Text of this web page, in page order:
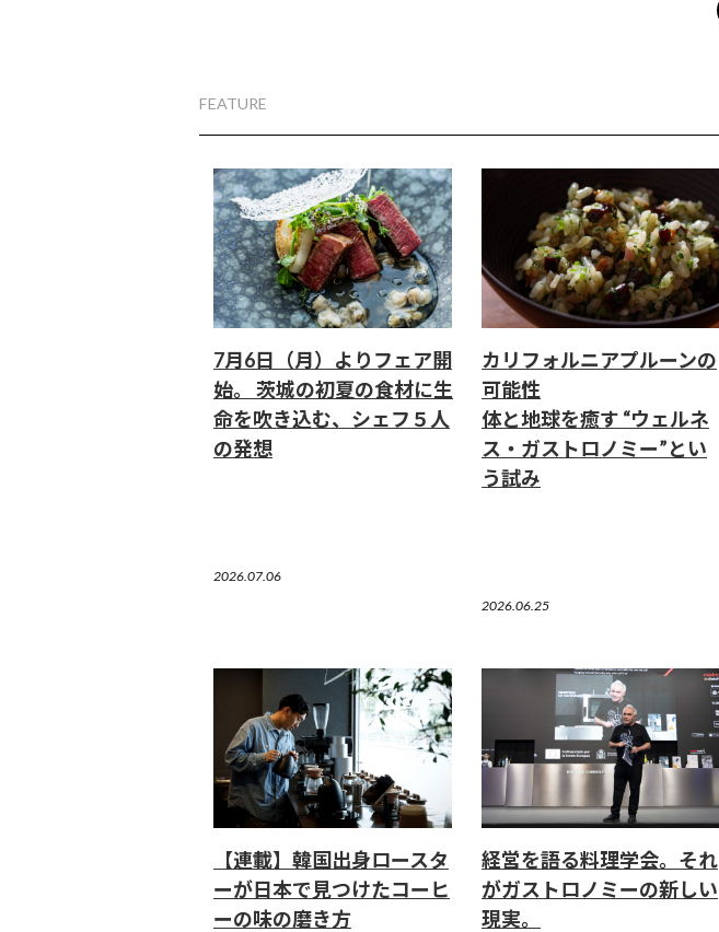
FEATURE
7月6日（月）よりフェア開
始。 茨城の初夏の食材に生
命を吹き込む、シェフ５人
の発想
2026.07.06
カリフォルニアプルーンの
可能性
体と地球を癒す “ウェルネ
ス・ガストロノミー”とい
う試み
2026.06.25
【連載】韓国出身ロースタ
ーが日本で見つけたコーヒ
ーの味の磨き方
経営を語る料理学会。それ
がガストロノミーの新しい
現実。